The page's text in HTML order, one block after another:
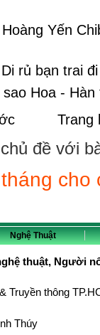
Yến
rủ bạn trai
sao Hoa -
Trang
đề với
cho
Nghệ Thuật
thuật, Người
Truyền thông
Thúy